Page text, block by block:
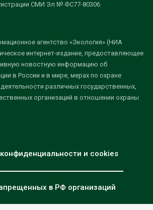
СМИ Эл № ФС77-80306
агентство «Экология» (НИА
интернет-издание, предоставляющее
новостную информацию об
в России и в мире, мерах по охране
различных государственных,
организаций в отношении охраны
и cookies
в РФ организаций